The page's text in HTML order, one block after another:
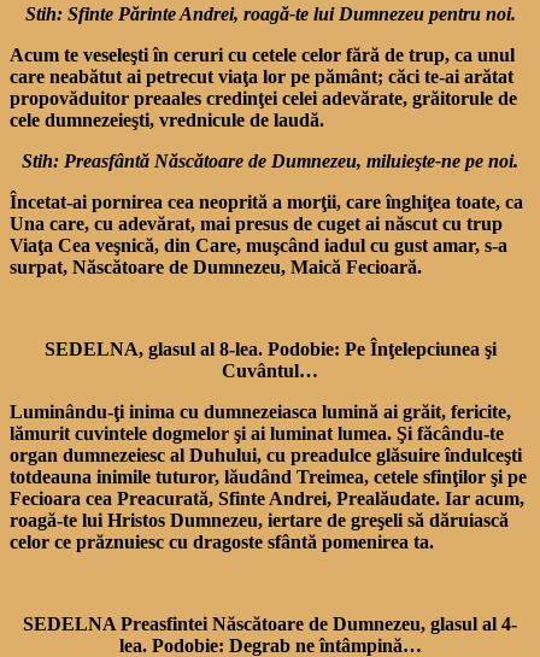
Stih: Sfinte Părinte Andrei, roagă-te lui Dumnezeu pentru noi.
Acum te veseleşti în ceruri cu cetele celor fără de trup, ca unul
care neabătut ai petrecut viaţa lor pe pământ; căci te-ai arătat
propovăduitor preaales credinţei celei adevărate, grăitorule de
cele dumnezeieşti, vrednicule de laudă.
Stih: Preasfântă Născătoare de Dumnezeu, miluieşte-ne pe noi.
Încetat-ai pornirea cea neoprită a morţii, care înghiţea toate, ca
Una care, cu adevărat, mai presus de cuget ai născut cu trup
Viaţa Cea veşnică, din Care, muşcând iadul cu gust amar, s-a
surpat, Născătoare de Dumnezeu, Maică Fecioară.
SEDELNA, glasul al 8-lea. Podobie: Pe Înţelepciunea şi
Cuvântul…
Luminându-ţi inima cu dumnezeiasca lumină ai grăit, fericite,
lămurit cuvintele dogmelor şi ai luminat lumea. Şi făcându-te
organ dumnezeiesc al Duhului, cu preadulce glăsuire îndulceşti
totdeauna inimile tuturor, lăudând Treimea, cetele sfinţilor şi pe
Fecioara cea Preacurată, Sfinte Andrei, Prealăudate. Iar acum,
roagă-te lui Hristos Dumnezeu, iertare de greşeli să dăruiască
celor ce prăznuiesc cu dragoste sfântă pomenirea ta.
SEDELNA Preasfintei Născătoare de Dumnezeu, glasul al 4-
lea. Podobie: Degrab ne întâmpină…